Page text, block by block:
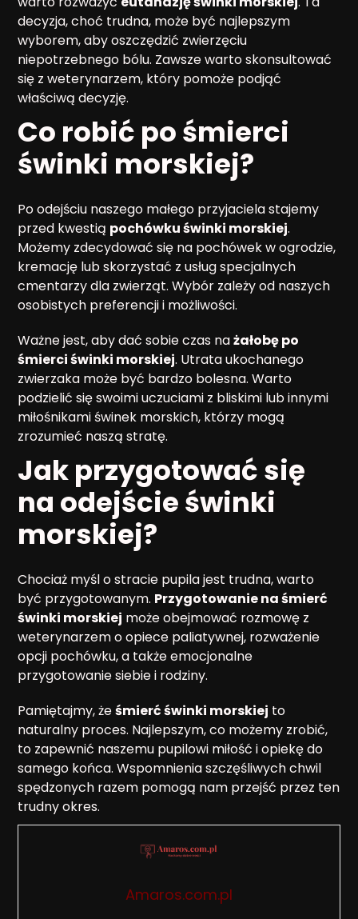
decyzja, choć trudna, może być najlepszym
wyborem, aby oszczędzić zwierzęciu
niepotrzebnego bólu. Zawsze warto skonsultować
się z weterynarzem, który pomoże podjąć
właściwą decyzję.
Co robić po śmierci
świnki morskiej?
Po odejściu naszego małego przyjaciela stajemy
przed kwestią pochówku świnki morskiej.
Możemy zdecydować się na pochówek w ogrodzie,
kremację lub skorzystać z usług specjalnych
cmentarzy dla zwierząt. Wybór zależy od naszych
osobistych preferencji i możliwości.
Ważne jest, aby dać sobie czas nażałobę po
śmierci świnki morskiej. Utrata ukochanego
zwierzaka może być bardzo bolesna. Warto
podzielić się swoimi uczuciami z bliskimi lub innymi
miłośnikami świnek morskich, którzy mogą
zrozumieć naszą stratę.
Jak przygotować się
na odejście świnki
morskiej?
Chociaż myśl o stracie pupila jest trudna, warto
być przygotowanym. Przygotowanie na śmierć
świnki morskiej może obejmować rozmowę z
weterynarzem o opiece paliatywnej, rozważenie
opcji pochówku, a także emocjonalne
przygotowanie siebie i rodziny.
Pamiętajmy, żeśmierć świnki morskiej to
naturalny proces. Najlepszym, co możemy zrobić,
to zapewnić naszemu pupilowi miłość i opiekę do
samego końca. Wspomnienia szczęśliwych chwil
spędzonych razem pomogą nam przejść przez ten
trudny okres.
Amaros.com.pl